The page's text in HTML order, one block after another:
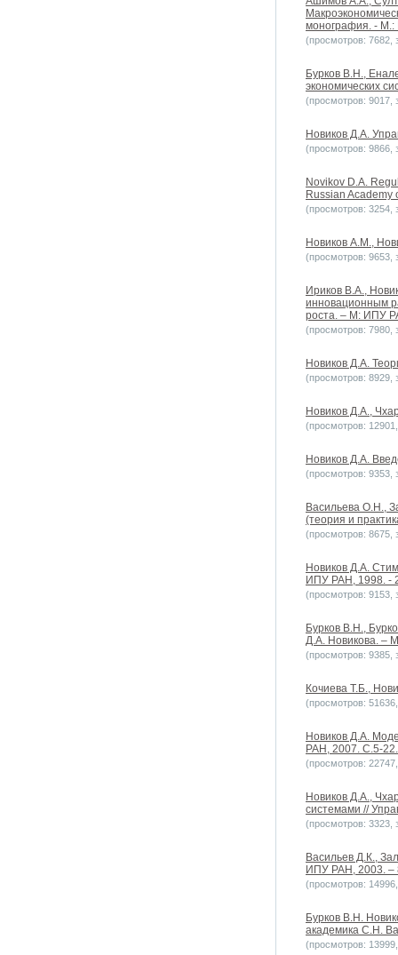
монография. - М.:
(просмотров: 7682,
Бурков В.Н.,
экономических
(просмотров: 9017,
Новиков Д.А.
(просмотров: 9866,
Novikov D.A.
Russian Academy
(просмотров: 3254,
Новиков А.М.,
(просмотров: 9653,
Ириков В.А.,
инновационным
роста. – М: ИПУ
(просмотров: 7980,
Новиков Д.А.
(просмотров: 8929,
Новиков Д.А.,
(просмотров:
Новиков Д.А.
(просмотров: 9353,
Васильева О.Н.,
(теория и
(просмотров: 8675,
Новиков Д.А.
ИПУ РАН, 1998. -
(просмотров: 9153,
Бурков В.Н.,
Д.А. Новикова. –
(просмотров: 9385,
Кочиева Т.Б.,
(просмотров:
Новиков Д.А.
РАН, 2007. С.5-22.
(просмотров:
Новиков Д.А.,
системами //
(просмотров: 3323,
Васильев Д.К.,
ИПУ РАН, 2003. –
(просмотров:
Бурков В.Н.
академика С.Н.
(просмотров: